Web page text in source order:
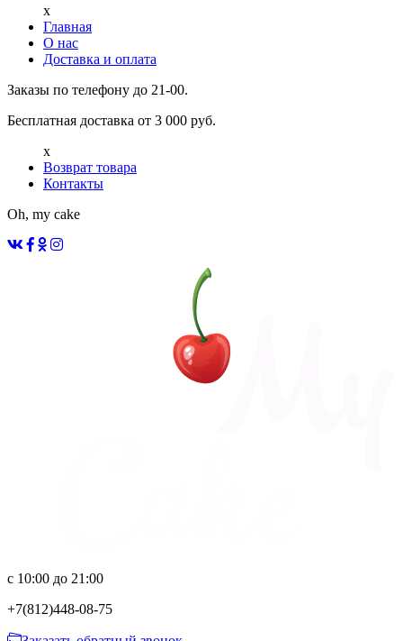
x
Главная
О нас
Доставка и оплата
Заказы по телефону до 21-00.
Бесплатная доставка от 3 000 руб.
x
Возврат товара
Контакты
Oh, my cake
с 10:00 до 21:00
+7(812)448-08-75